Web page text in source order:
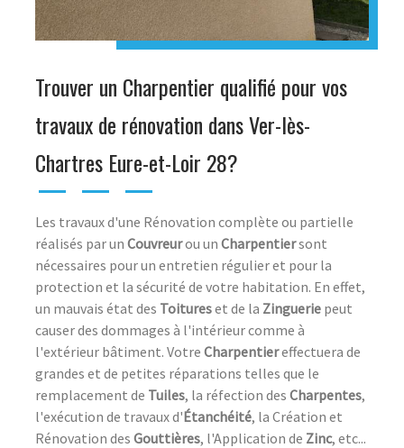
Trouver un Charpentier qualifié pour vos
travaux de rénovation dans Ver-lès-
Chartres Eure-et-Loir 28?
Les travaux d'une Rénovation complète ou partielle
réalisés par un Couvreurou un Charpentiersont
nécessaires pour un entretien régulier et pour la
protection et la sécurité de votre habitation. En effet,
un mauvais état des Toitureset de la Zinguerie peut
causer des dommages à l'intérieur comme à
l'extérieur bâtiment. Votre Charpentiereffectuera de
grandes et de petites réparations telles que le
remplacement de Tuiles, la réfection des Charpentes,
l'exécution de travaux d'Étanchéité, la Création et
Rénovation des Gouttières, l'Application de Zinc, etc...